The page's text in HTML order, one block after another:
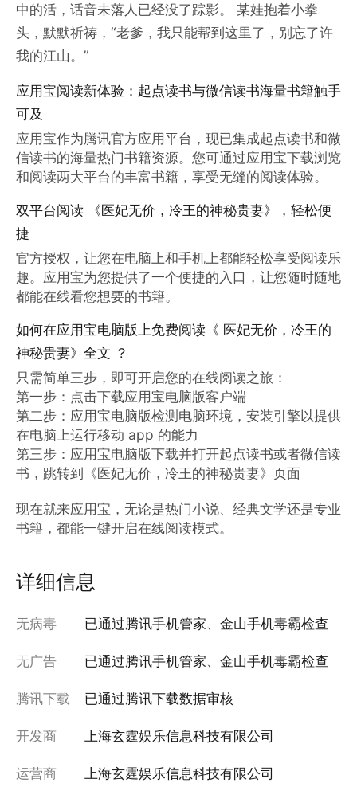
中的活，话音未落人已经没了踪影。 某娃抱着小拳
头，默默祈祷，“老爹，我只能帮到这里了，别忘了许
我的江山。”
应用宝阅读新体验：起点读书与微信读书海量书籍触手
可及
应用宝作为腾讯官方应用平台，现已集成起点读书和微
信读书的海量热门书籍资源。您可通过应用宝下载浏览
和阅读两大平台的丰富书籍，享受无缝的阅读体验。
双平台阅读 《医妃无价，冷王的神秘贵妻》，轻松便
捷
官方授权，让您在电脑上和手机上都能轻松享受阅读乐
趣。应用宝为您提供了一个便捷的入口，让您随时随地
都能在线看您想要的书籍。
如何在应用宝电脑版上免费阅读《 医妃无价，冷王的
神秘贵妻》全文 ？
只需简单三步，即可开启您的在线阅读之旅：
第一步：点击下载应用宝电脑版客户端
第二步：应用宝电脑版检测电脑环境，安装引擎以提供
在电脑上运行移动 app 的能力
第三步：应用宝电脑版下载并打开起点读书或者微信读
书，跳转到《医妃无价，冷王的神秘贵妻》页面
现在就来应用宝，无论是热门小说、经典文学还是专业
书籍，都能一键开启在线阅读模式。
详细信息
无病毒 已通过腾讯手机管家、金山手机毒霸检查
无广告 已通过腾讯手机管家、金山手机毒霸检查
腾讯下载 已通过腾讯下载数据审核
开发商 上海玄霆娱乐信息科技有限公司
运营商 上海玄霆娱乐信息科技有限公司